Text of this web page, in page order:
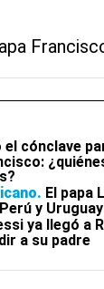
cónclave
El papa
y
ya llegó a
a su padre